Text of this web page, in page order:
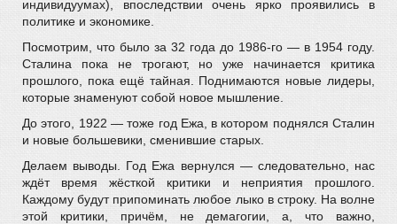
индивидуумах), впоследствии очень ярко проявились в
политике и экономике.
Посмотрим, что было за 32 года до 1986-го — в 1954 году.
Сталина пока не трогают, но уже начинается критика
прошлого, пока ещё тайная. Поднимаются новые лидеры,
которые знаменуют собой новое мышление.
До этого, 1922 — тоже год Ежа, в котором поднялся Сталин
и новые большевики, сменившие старых.
Делаем выводы. Год Ежа вернулся — следовательно, нас
ждёт время жёсткой критики и неприятия прошлого.
Каждому будут припоминать любое лыко в строку. На волне
этой критики, причём, не демагогии, а, что важно,